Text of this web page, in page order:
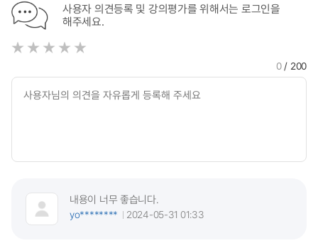
사용자 의견등록 및 강의평가를 위해서는 로그인을
해주세요.
0/ 200
내용이 너무 좋습니다.
yo********
2024-05-31 01:33